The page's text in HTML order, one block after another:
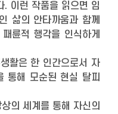
. 이런 작품을 읽으면 임
삶의 안타까움과 함께
륜적 행각을 인식하게
활은 한 인간으로서 자
통해 모순된 현실 탈피
의 세계를 통해 자신의